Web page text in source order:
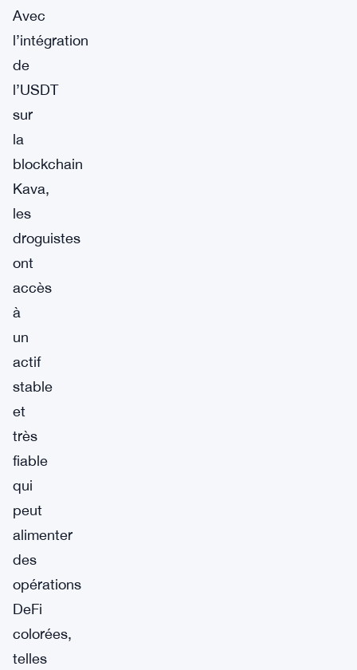
Avec
l’intégration
de
l’USDT
sur
la
blockchain
Kava,
les
droguistes
ont
accès
à
un
actif
stable
et
très
fiable
qui
peut
alimenter
des
opérations
DeFi
colorées,
telles